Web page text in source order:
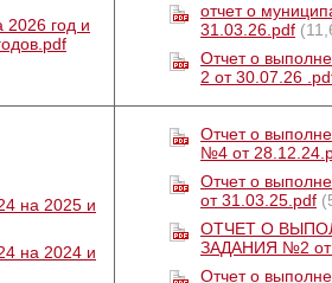
год и
отчет о
31.03.26.pdf
Отчет о
2 от 30.07.26
на 2025 и
на 2024 и
Отчет о
№4 от
Отчет о
от 31.03.25.pdf
ОТЧЕТ О
ЗАДАНИЯ №2 от
Отчет о